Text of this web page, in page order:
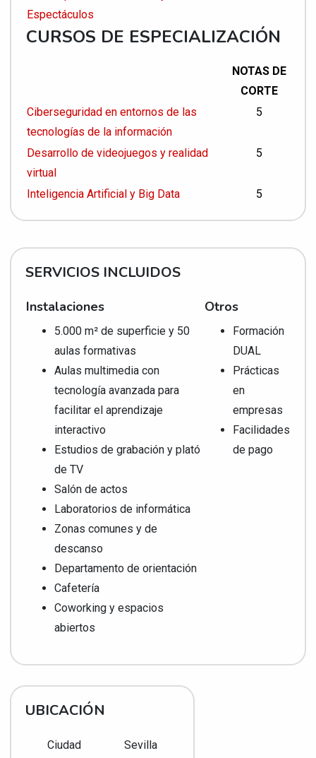
Espectáculos
CURSOS DE ESPECIALIZACIÓN
NOTAS DE
CORTE
Ciberseguridad en entornos de las
tecnologías de la información
5
Desarrollo de videojuegos y realidad
virtual
5
Inteligencia Artificial y Big Data 5
SERVICIOS INCLUIDOS
Instalaciones
5.000 m² de superficie y 50
aulas formativas
Aulas multimedia con
tecnología avanzada para
facilitar el aprendizaje
interactivo
Estudios de grabación y plató
de TV
Salón de actos
Laboratorios de informática
Zonas comunes y de
descanso
Departamento de orientación
Cafetería
Coworking y espacios
abiertos
Otros
Formación
DUAL
Prácticas
en
empresas
Facilidades
de pago
UBICACIÓN
Ciudad
Sevilla